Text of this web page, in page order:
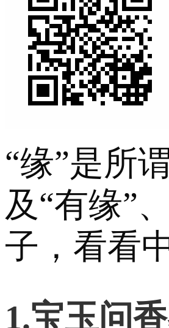
“缘”是所
及“有缘”
子，看看
1.宝玉问